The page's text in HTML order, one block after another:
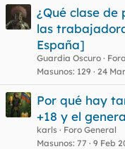
¿Qué clase de
las
España]
Guardia Oscuro
Masunos 129 24
Por qué hay
+18 y el
karls
Foro General
Masunos 77 9 Feb